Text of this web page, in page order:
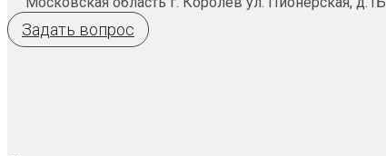
Задать вопрос